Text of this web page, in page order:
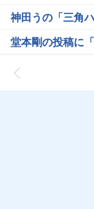
神田うの「三角
堂本剛の投稿に